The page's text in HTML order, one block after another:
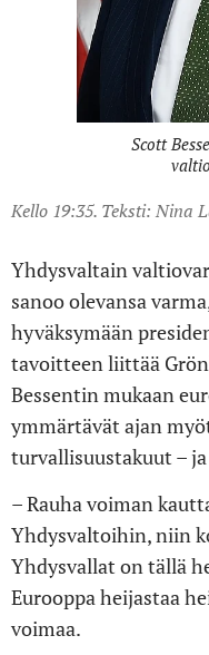
Scott
Kello 19:35. Teksti: Nina
Yhdysvaltain
sanoo olevansa
hyväksymään
tavoitteen liittää
Bessentin mukaan
ymmärtävät ajan
turvallisuustakuut –
– Rauha voiman
Yhdysvaltoihin, niin
Yhdysvallat on tällä
Eurooppa heijastaa
voimaa.